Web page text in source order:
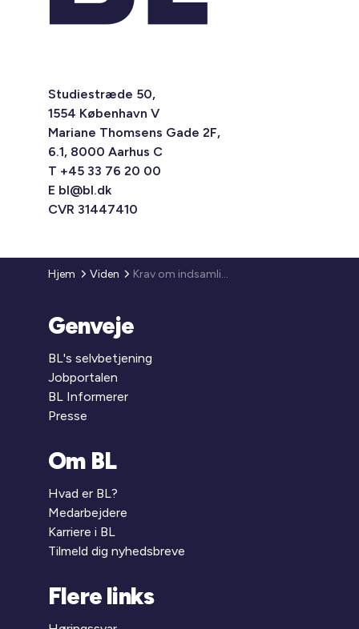
Studiestræde 50,
1554 København V
Mariane Thomsens Gade 2F,
6.1, 8000 Aarhus C
T +45 33 76 20 00
E bl@bl.dk
CVR 31447410
Hjem Viden Krav om indsamling af nøgletal for rådgivere og ændring i nøgletal for entreprenører
Genveje
BL's selvbetjening
Jobportalen
BL Informerer
Presse
Om BL
Hvad er BL?
Medarbejdere
Karriere i BL
Tilmeld dig nyhedsbreve
Flere links